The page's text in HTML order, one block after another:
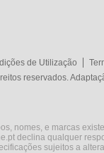
de Utilização
reservados.
nomes, e marcas
declina qualquer
sujeitos a